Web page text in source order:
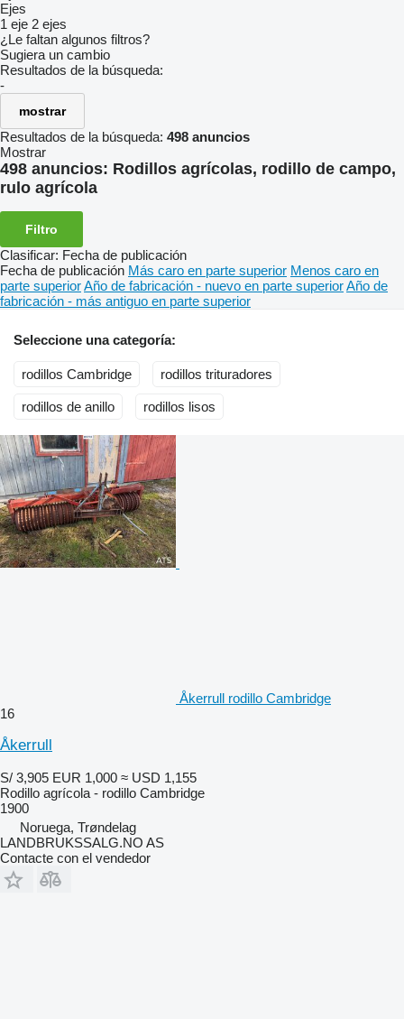
Ejes
1 eje 2 ejes
¿Le faltan algunos filtros?
Sugiera un cambio
Resultados de la búsqueda:
-
mostrar
Resultados de la búsqueda: 498 anuncios
Mostrar
498 anuncios: Rodillos agrícolas, rodillo de campo,
rulo agrícola
Filtro
Clasificar: Fecha de publicación
Fecha de publicación Más caro en parte superior Menos caro en
parte superiorAño de fabricación - nuevo en parte superiorAño de
fabricación - más antiguo en parte superior
Seleccione una categoría:
rodillos Cambridge rodillos trituradores
rodillos de anillo rodillos lisos
Åkerrull rodillo Cambridge
16
Åkerrull
S/ 3,905 EUR 1,000 ≈ USD 1,155
Rodillo agrícola - rodillo Cambridge
1900
Noruega, Trøndelag
LANDBRUKSSALG.NO AS
Contacte con el vendedor